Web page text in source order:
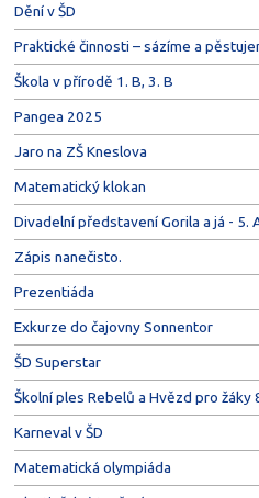
Dění v ŠD
Praktické činnosti – sázíme a
Škola v přírodě 1. B, 3. B
Pangea 2025
Jaro na ZŠ Kneslova
Matematický klokan
Divadelní představení Gorila a já - 5.
Zápis nanečisto.
Prezentiáda
Exkurze do čajovny Sonnentor
ŠD Superstar
Školní ples Rebelů a Hvězd pro žáky
Karneval v ŠD
Matematická olympiáda